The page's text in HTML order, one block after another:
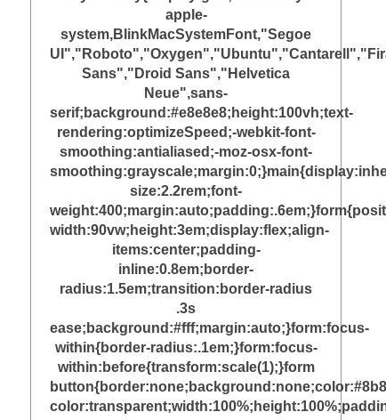
apple-
system,BlinkMacSystemFont,"Segoe
Sans","Droid Sans","Helvetica
Neue",sans-
serif;background:#e8e8e8;height:100vh;text-
rendering:optimizeSpeed;-webkit-font-
smoothing:antialiased;-moz-osx-font-
size:2.2rem;font-
width:90vw;height:3em;display:flex;align-
items:center;padding-
inline:0.8em;border-
radius:1.5em;transition:border-radius
.3s
ease;background:#fff;margin:auto;}form:focus-
within{border-radius:.1em;}form:focus-
within:before{transform:scale(1);}form